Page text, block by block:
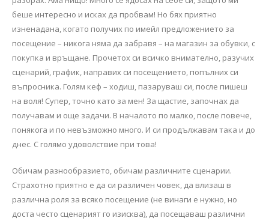
беше интересно и исках да пробвам! Но бях приятно
изненадана, когато получих по имейл предложението за
посещение – никога няма да забравя – на магазин за обувки, с
покупка и връщане. Прочетох си всичко внимателно, разучих
сценарий, график, направих си посещението, попълних си
въпросника. Голям кеф – ходиш, пазаруваш си, после пишеш
на воля! Супер, точно като за мен! За щастие, започнах да
получавам и още задачи. В началото по малко, после повече,
понякога и по невъзможно много. И си продължавам така и до
днес. С голямо удоволствие при това!
Обичам разнообразието, обичам различните сценарии.
Страхотно приятно е да си различен човек, да влизаш в
различна роля за всяко посещение (не винаги е нужно, но
доста често сценарият го изисква), да посещаваш различни